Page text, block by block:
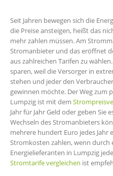
Seit Jahren bewegen sich die
die Preise ansteigen, heißt das
mehr zahlen müssen. Am
Stromanbieter und das eröffnet
aus zahlreichen Tarifen zu
sparen, weil die Versorger in
stehen und jeder den
gewinnen möchte. Der Weg zum
Lumpzig ist mit dem
Jahr für Jahr Geld oder geben Sie
Wechseln des Stromanbieters
mehrere hundert Euro jedes
Stromkosten zahlen, wenn durch
Energielieferanten in Lumpzig
Stromtarife vergleichen ist